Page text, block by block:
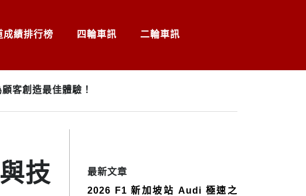
成績排行榜 四輪車訊 二輪車訊
客創造最佳體驗！
技
最新文章
2026 F1 新加坡站 Audi 極速之